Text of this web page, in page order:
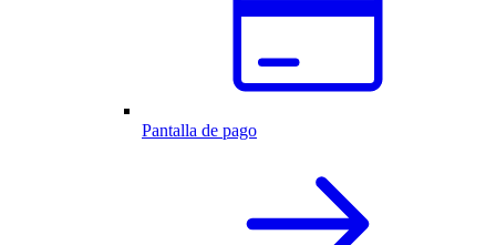
Pantalla de pago